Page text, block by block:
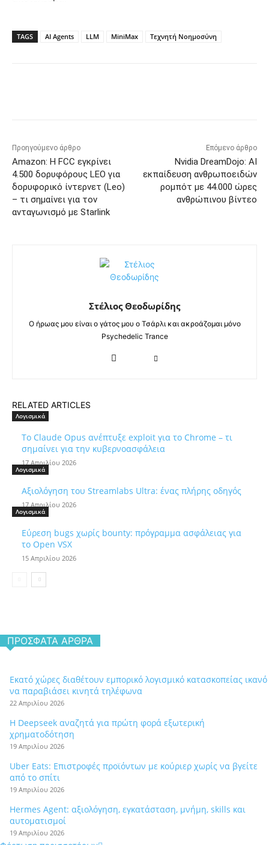
TAGS AI Agents LLM MiniMax Τεχνητή Νοημοσύνη
Προηγούμενο άρθρο
Amazon: Η FCC εγκρίνει
4.500 δορυφόρους LEO για
δορυφορικό ίντερνετ (Leo)
– τι σημαίνει για τον
ανταγωνισμό με Starlink
Επόμενο άρθρο
Nvidia DreamDojo: AI
εκπαίδευση ανθρωποειδών
ρομπότ με 44.000 ώρες
ανθρώπινου βίντεο
Στέλιος Θεοδωρίδης
Ο ήρωας μου είναι ο γάτος μου ο Τσάρλι και ακροάζομαι μόνο
Psychedelic Trance
RELATED ARTICLES
Λογισμικά
Το Claude Opus ανέπτυξε exploit για το Chrome – τι
σημαίνει για την κυβερνοασφάλεια
17 Απριλίου 2026
Λογισμικά
Αξιολόγηση του Streamlabs Ultra: ένας πλήρης οδηγός
17 Απριλίου 2026
Λογισμικά
Εύρεση bugs χωρίς bounty: πρόγραμμα ασφάλειας για
το Open VSX
15 Απριλίου 2026
ΠΡΌΣΦΑΤΑ ΆΡΘΡΑ
Εκατό χώρες διαθέτουν εμπορικό λογισμικό κατασκοπείας ικανό
να παραβιάσει κινητά τηλέφωνα
22 Απριλίου 2026
Η Deepseek αναζητά για πρώτη φορά εξωτερική
χρηματοδότηση
19 Απριλίου 2026
Uber Eats: Επιστροφές προϊόντων με κούριερ χωρίς να βγείτε
από το σπίτι
19 Απριλίου 2026
Hermes Agent: αξιολόγηση, εγκατάσταση, μνήμη, skills και
αυτοματισμοί
19 Απριλίου 2026